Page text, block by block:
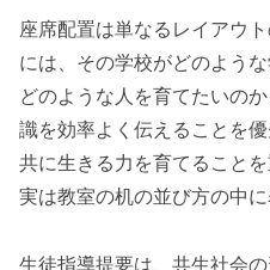
座席配置は単なるレイアウ
には、その学校がどのよう
どのような人を育てたいの
識を効率よく伝えることを
共に生きる力を育てること
実は教室の机の並び方の中に
生徒指導提要は、共生社会